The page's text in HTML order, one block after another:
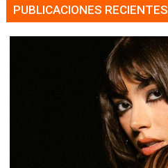
PUBLICACIONES RECIENTES